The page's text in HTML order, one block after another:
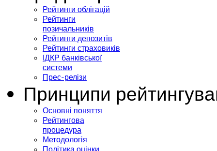
Рейтинги облігацій
Рейтинги
позичальників
Рейтинги депозитів
Рейтинги страховиків
ІДКР банківської
системи
Прес-релізи
Принципи
Основні поняття
Рейтингова
процедура
Методологія
Політика оцінки